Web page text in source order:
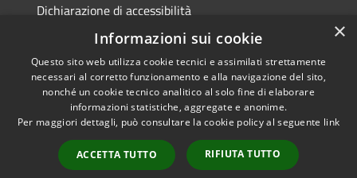
Dichiarazione di accessibilità
Accessibilità
Privacy
Mappa del sito
Copyright © 2026 • Comune di
Barberino di Mugello •
Powered byMunicipium •
Accesso redazione
×
Informazioni sui cookie
Questo sito web utilizza cookie tecnici e assimilati strettamente
necessari al corretto funzionamento e alla navigazione del sito,
nonché un cookie tecnico analitico al solo fine di elaborare
informazioni statistiche, aggregate e anonime.
Per maggiori dettagli, può consultare la cookie policy al seguente link
ACCETTA TUTTO RIFIUTA TUTTO